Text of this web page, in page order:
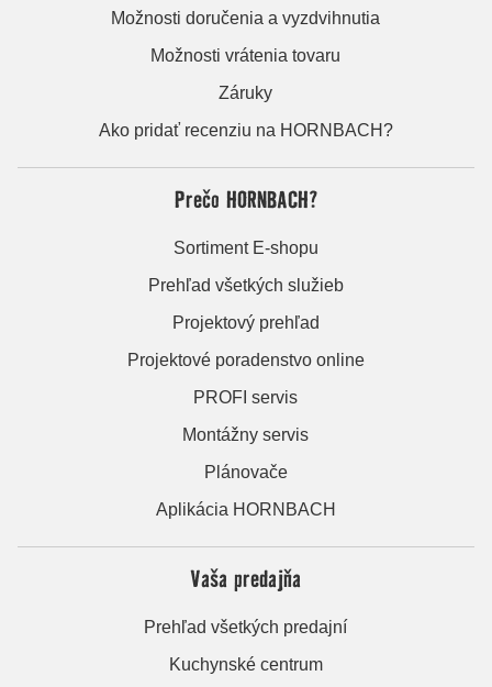
Možnosti doručenia a vyzdvihnutia
Možnosti vrátenia tovaru
Záruky
Ako pridať recenziu na HORNBACH?
Prečo HORNBACH?
Sortiment E-shopu
Prehľad všetkých služieb
Projektový prehľad
Projektové poradenstvo online
PROFI servis
Montážny servis
Plánovače
Aplikácia HORNBACH
Vaša predajňa
Prehľad všetkých predajní
Kuchynské centrum